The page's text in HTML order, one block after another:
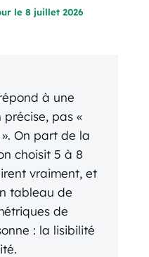
le 8 juillet 2026
à une
pas «
On part de la
choisit 5 à 8
vraiment, et
tableau de
de
: la lisibilité